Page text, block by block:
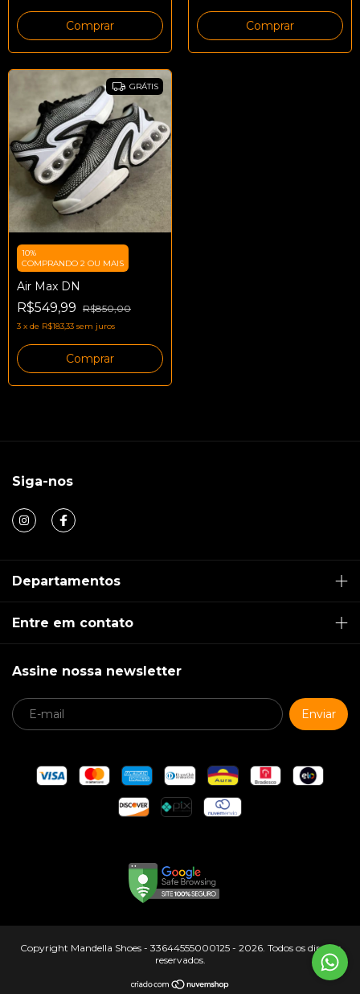
Comprar Comprar
GRÁTIS
10%
COMPRANDO 2 OU MAIS
Air Max DN
R$549,99 R$850,00
3 x de R$183,33 sem juros
Comprar
Siga-nos
Departamentos
Entre em contato
Assine nossa newsletter
Copyright Mandella Shoes - 33644555000125 - 2026. Todos os direitos
reservados.